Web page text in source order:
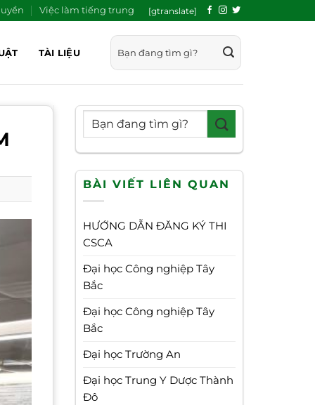
Việc làm tiếng trung [gtranslate]
TÀI LIỆU
BÀI VIẾT LIÊN QUAN
HƯỚNG DẪN ĐĂNG KÝ THI
CSCA
Đại học Công nghiệp Tây
Bắc
Đại học Công nghiệp Tây
Bắc
Đại học Trường An
Đại học Trung Y Dược Thành
Đô